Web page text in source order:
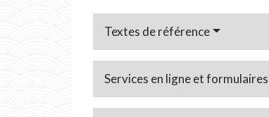
Textes de référence
Services en ligne et formulaires